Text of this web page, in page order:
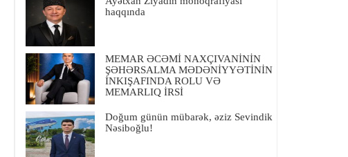
haqqında
MEMAR ƏCƏMİ NAXÇIVANİNİN
ŞƏHƏRSALMA MƏDƏNİYYƏTİNİN
İNKIŞAFINDA ROLU VƏ
MEMARLIQ İRSİ
Doğum günün mübarək, əziz Sevindik
Nəsiboğlu!